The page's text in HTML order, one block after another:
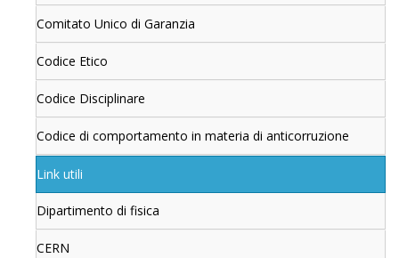
Comitato Unico di Garanzia
Codice Etico
Codice Disciplinare
Codice di comportamento in materia di anticorruzione
Link utili
Dipartimento di fisica
CERN